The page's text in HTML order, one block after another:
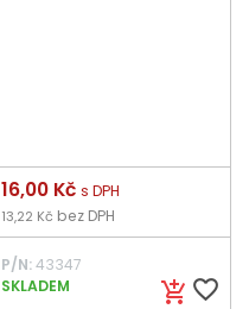
add_shopping_cart favorite_border
Cena
16,00 Kč s DPH
13,22 Kč bez DPH
P/N:43347
SKLADEM